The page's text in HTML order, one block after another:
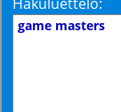
game masters